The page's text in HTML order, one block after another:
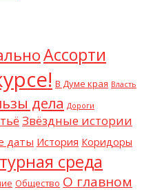
Ассорти
В Думе края Власть
дела Дороги
Звёздные истории
даты История Коридоры
среда
Общество О главном